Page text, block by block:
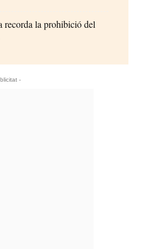
recorda la prohibició del
-